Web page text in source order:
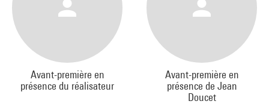
Avant-première en
présence du réalisateur
Avant-première en
présence de Jean
Doucet